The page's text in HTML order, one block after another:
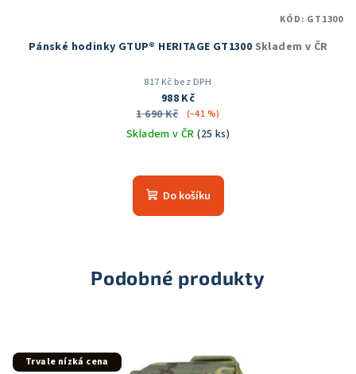
Pánské hodinky GTUP® HERITAGE GT1300 Skladem v ČR
817 Kč bez DPH
988 Kč
1 690 Kč
(–41 %)
Skladem v ČR(25 ks)
hodnocení
produktu
hvězdiček.
Do košíku
KÓD: GT1300
Podobné produkty
Trvale nízká cena